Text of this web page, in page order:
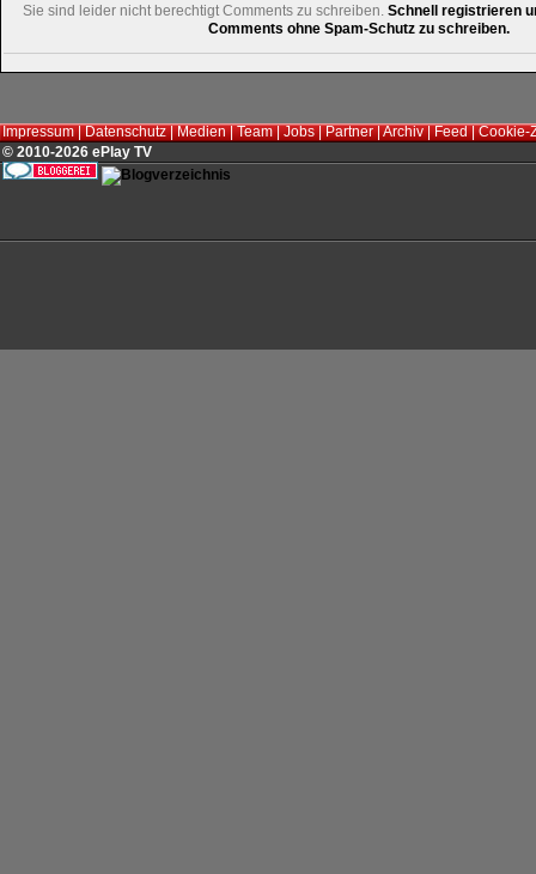
Sie sind leider nicht berechtigt Comments zu schreiben. Schnell registrieren
Comments ohne Spam-Schutz zu schreiben.
Impressum|Datenschutz|Medien|Team|Jobs|Partner|Archiv|Feed|Cookie-
© 2010-2026 ePlay TV